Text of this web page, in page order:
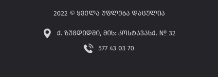
2022 © ყველა უფლება დაცულია
ქ. ზუგდიდში, მის: კოსტავასქ. № 32
577 43 03 70